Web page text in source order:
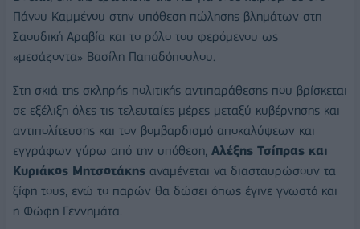
Πάνου Καμμένου στην υπόθεση πώλησης βλημάτων στη
Σαουδική Αραβία και το ρόλο του φερόμενου ως
«μεσάζοντα» Βασίλη Παπαδόπουλου.
Στη σκιά της σκληρής πολιτικής αντιπαράθεσης που βρίσκεται
σε εξέλιξη όλες τις τελευταίες μέρες μεταξύ κυβέρνησης και
αντιπολίτευσης και τον βομβαρδισμό αποκαλύψεων και
εγγράφων γύρω από την υπόθεση, Αλέξης Τσίπρας και
Κυριάκος Μητσοτάκης αναμένεται να διασταυρώσουν τα
ξίφη τους, ενώ το παρών θα δώσει όπως έγινε γνωστό και
η Φώφη Γεννημάτα.